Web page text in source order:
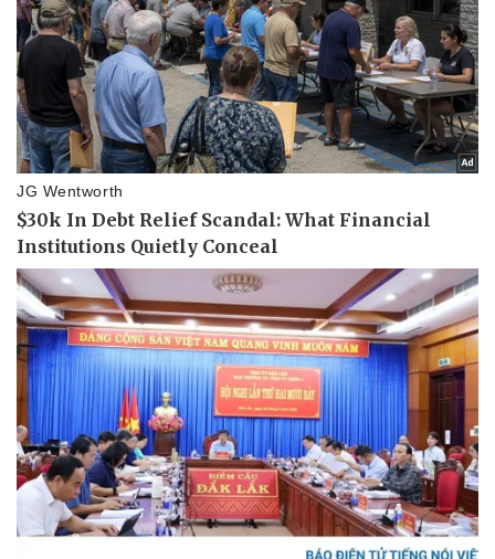
Dinh dưỡng - món ngon
Cây thuốc
Sản phụ khoa
Nhi khoa
Nam khoa
Làm đẹp - giảm cân
Phòng mạch online
Ăn sạch sống khỏe
Nhà đẹp
Blog
Tình yêu - Gia đình